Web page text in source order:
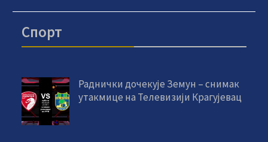
Спорт
Раднички дочекује Земун – снимак
утакмице на Телевизији Крагујевац